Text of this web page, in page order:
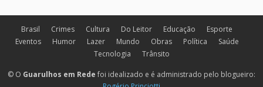
Brasil Crimes Cultura Do Leitor Educação
Esporte
Eventos
Humor Lazer Mundo Obras Política
Saúde
Tecnologia
Trânsito
© O Guarulhos em Rede foi idealizado e é administrado pelo blogueiro: